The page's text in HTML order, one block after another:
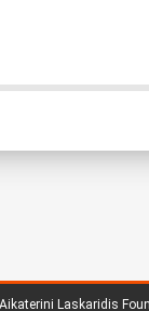
Aikaterini Laskaridis